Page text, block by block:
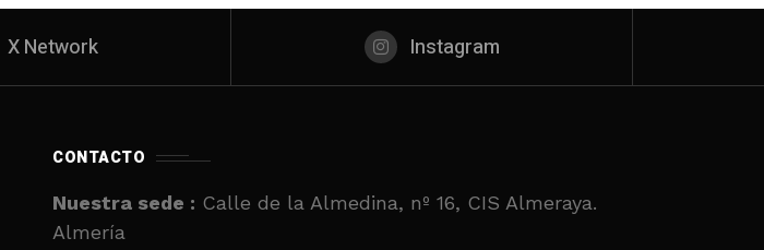
X Network Instagram
CONTACTO
Nuestra sede : Calle de la Almedina, nº 16, CIS Almeraya.
Almería